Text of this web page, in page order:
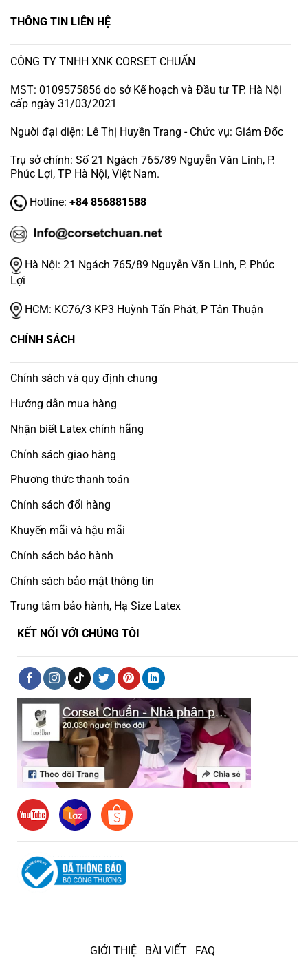
THÔNG TIN LIÊN HỆ
CÔNG TY TNHH XNK CORSET CHUẨN
MST: 0109575856 do sở Kế hoạch và Đầu tư TP. Hà Nội
cấp ngày 31/03/2021
Nguời đại diện: Lê Thị Huyền Trang - Chức vụ: Giám Đốc
Trụ sở chính: Số 21 Ngách 765/89 Nguyễn Văn Linh, P.
Phúc Lợi, TP Hà Nội, Việt Nam.
Hotline: +84 856881588
Hà Nội: 21 Ngách 765/89 Nguyễn Văn Linh, P. Phúc
Lợi
HCM: KC76/3 KP3 Huỳnh Tấn Phát, P Tân Thuận
CHÍNH SÁCH
Chính sách và quy định chung
Hướng dẫn mua hàng
Nhận biết Latex chính hãng
Chính sách giao hàng
Phương thức thanh toán
Chính sách đổi hàng
Khuyến mãi và hậu mãi
Chính sách bảo hành
Chính sách bảo mật thông tin
Trung tâm bảo hành, Hạ Size Latex
KẾT NỐI VỚI CHÚNG TÔI
GIỚI THIỆ BÀI VIẾT FAQ